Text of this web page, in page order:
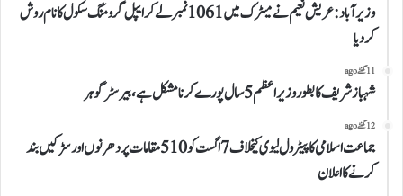
وزیرآباد:عریش نعیم نے میٹرک میں 1061نمبرلے کر ایپل گرومنگ سکول کا نام روش
کردیا
11 گھنٹے ago
شہباز شریف کا بطور وزیراعظم 5 سال پورے کرنا مشکل ہے،بیرسٹر گوہر
12 گھنٹے ago
جماعت اسلامی کا پیٹرول لیوی کیخلاف 7 اگست کو 510 مقامات پر دھرنوں اور سڑکیں بند
کرنے کا اعلان